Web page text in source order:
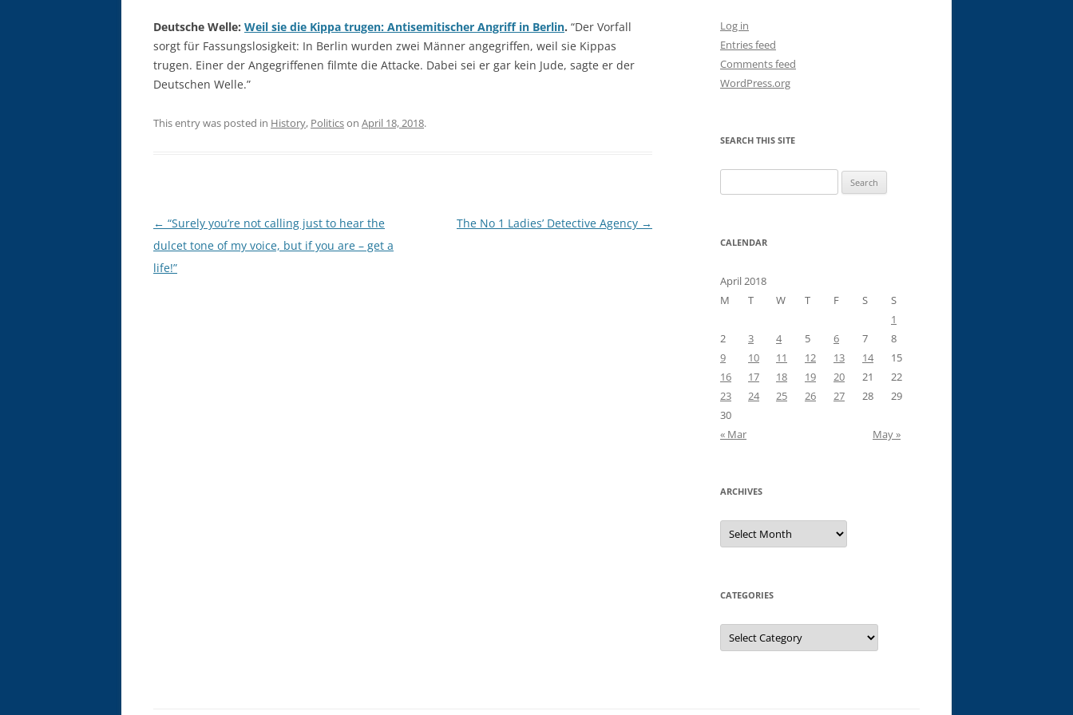
Deutsche Welle: Weil sie die Kippa trugen: Antisemitischer Angriff in Berlin. “Der Vorfall
sorgt für Fassungslosigkeit: In Berlin wurden zwei Männer angegriffen, weil sie Kippas
trugen. Einer der Angegriffenen filmte die Attacke. Dabei sei er gar kein Jude, sagte er der
Deutschen Welle.”
This entry was posted in History, Politicson April 18, 2018.
Post
navigation
← “Surely you’re not calling just to hear the
dulcet tone of my voice, but if you are – get a
life!”
The No 1 Ladies’ Detective Agency →
Log in
Entries feed
Comments feed
WordPress.org
SEARCH THIS SITE
for:
CALENDAR
April 2018
M
T W T F S
S
1
2
3 4 5 6 7
8
9
10 11 12 13 14
15
16
17 18 19 20 21
22
23
24 25 26 27 28
29
30
« Mar
May »
ARCHIVES
Archives
CATEGORIES
Categories